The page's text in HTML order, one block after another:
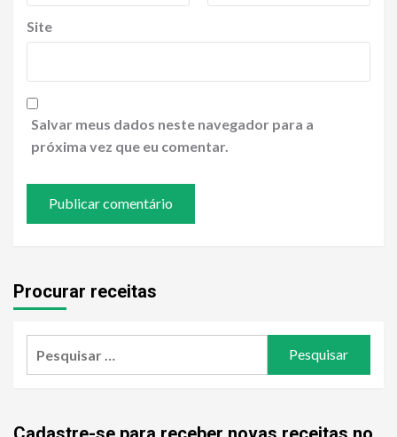
Site
Salvar meus dados neste navegador para a
próxima vez que eu comentar.
Procurar receitas